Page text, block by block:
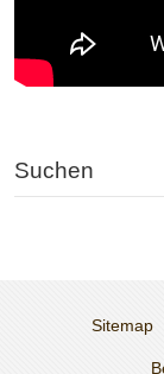
Suchen
Sitemap